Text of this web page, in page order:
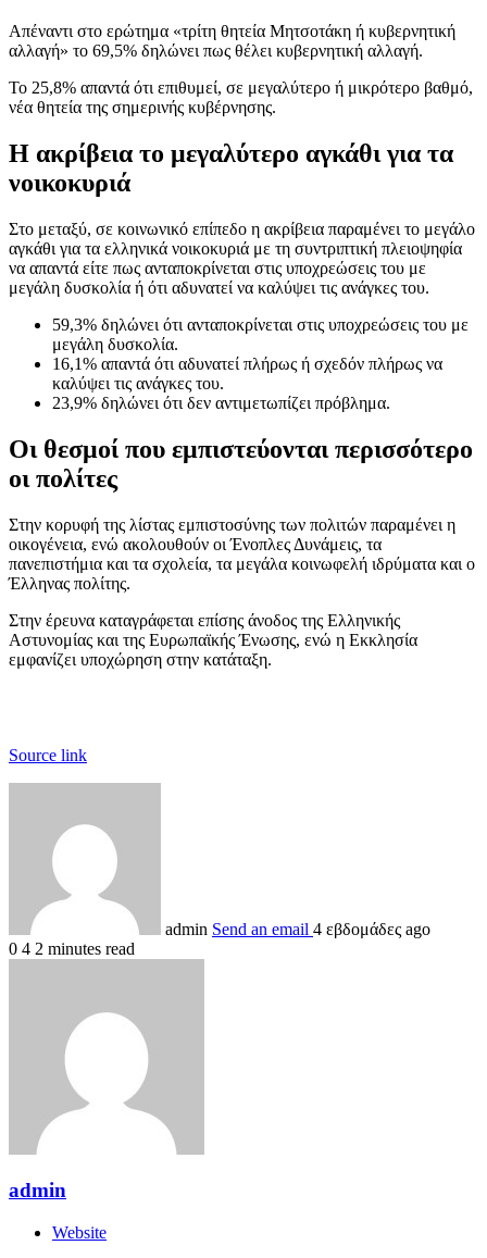
Απέναντι στο ερώτημα «τρίτη θητεία Μητσοτάκη ή κυβερνητική
αλλαγή» το 69,5% δηλώνει πως θέλει κυβερνητική αλλαγή.
Το 25,8% απαντά ότι επιθυμεί, σε μεγαλύτερο ή μικρότερο βαθμό,
νέα θητεία της σημερινής κυβέρνησης.
Η ακρίβεια το μεγαλύτερο αγκάθι για τα
νοικοκυριά
Στο μεταξύ, σε κοινωνικό επίπεδο η ακρίβεια παραμένει το μεγάλο
αγκάθι για τα ελληνικά νοικοκυριά με τη συντριπτική πλειοψηφία
να απαντά είτε πως ανταποκρίνεται στις υποχρεώσεις του με
μεγάλη δυσκολία ή ότι αδυνατεί να καλύψει τις ανάγκες του.
59,3% δηλώνει ότι ανταποκρίνεται στις υποχρεώσεις του με
μεγάλη δυσκολία.
16,1% απαντά ότι αδυνατεί πλήρως ή σχεδόν πλήρως να
καλύψει τις ανάγκες του.
23,9% δηλώνει ότι δεν αντιμετωπίζει πρόβλημα.
Οι θεσμοί που εμπιστεύονται περισσότερο
οι πολίτες
Στην κορυφή της λίστας εμπιστοσύνης των πολιτών παραμένει η
οικογένεια, ενώ ακολουθούν οι Ένοπλες Δυνάμεις, τα
πανεπιστήμια και τα σχολεία, τα μεγάλα κοινωφελή ιδρύματα και ο
Έλληνας πολίτης.
Στην έρευνα καταγράφεται επίσης άνοδος της Ελληνικής
Αστυνομίας και της Ευρωπαϊκής Ένωσης, ενώ η Εκκλησία
εμφανίζει υποχώρηση στην κατάταξη.
Source link
admin Send an email 4 εβδομάδες ago
0 4 2 minutes read
admin
Website